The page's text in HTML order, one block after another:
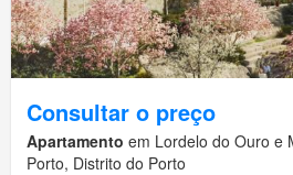
Consultar o preço
Apartamento em Lordelo do Ouro e
Porto, Distrito do Porto